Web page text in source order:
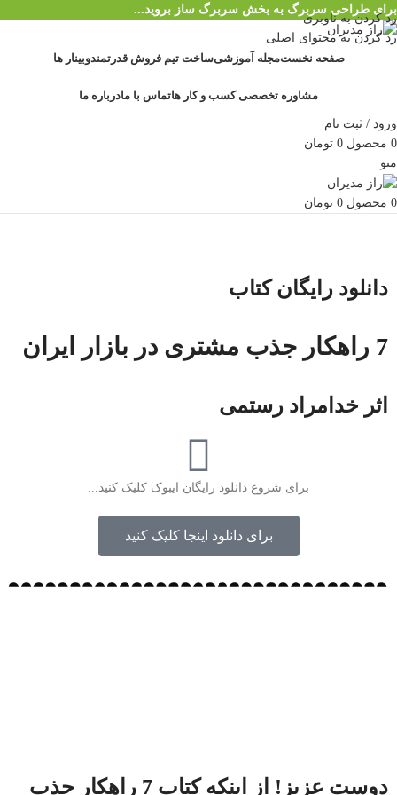
رد کردن به ناوبری
رد کردن به محتوای اصلی
برای طراحی سربرگ به بخش سربرگ ساز بروید...
صفحه نخستمجله آموزشیساخت تیم فروش قدرتمندوبینار ها
مشاوره تخصصی کسب و کار هاتماس با مادرباره ما
ورود / ثبت نام
0 محصول 0 تومان
منو
0 محصول 0 تومان
دانلود رایگان کتاب
7 راهکار جذب مشتری در بازار ایران
اثر خدامراد رستمی
برای شروع دانلود رایگان ایبوک کلیک کنید...
برای دانلود اینجا کلیک کنید
دوست عزیز! از اینکه کتاب 7 راهکار جذب